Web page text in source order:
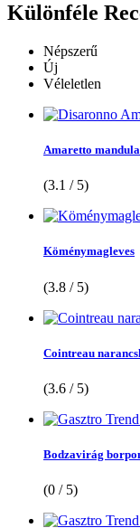
Különféle
Népszerű
Új
Véleletlen
Amaretto
(3.1 / 5)
Köménymagleves
(3.8 / 5)
Cointreau
(3.6 / 5)
Bodzavirág
(0 / 5)